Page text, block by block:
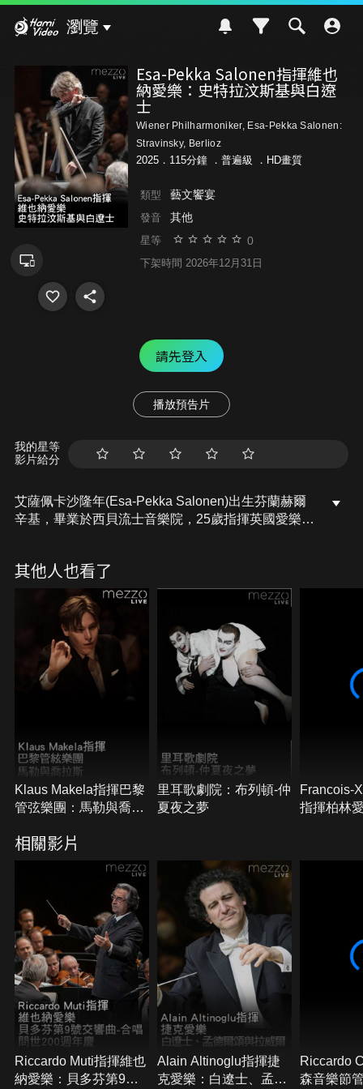
瀏覽
Esa-Pekka Salonen指揮維也
納愛樂：史特拉汶斯基與白遼
士
Wiener Philharmoniker, Esa-Pekka Salonen:
Stravinsky, Berlioz
2025．115分鐘 ． 普遍級 ．HD畫質
類型 藝文饗宴
發音 其他
星等 0
下架時間 2026年12月31日
請先登入
播放預告片
我的星等
影片給分
艾薩佩卡沙隆年(Esa-Pekka Salonen)出生芬蘭赫爾
辛基，畢業於西貝流士音樂院，25歲指揮英國愛樂演
重振聲名，被紐約時報譽為「全美最有活力的樂
團」，並獲選美國《音樂美國》雜誌2006年度音樂
家。2008年起擔任英國愛樂管絃樂團首席指揮及藝術
顧問，推動跨界展覽並開發互動App，以科技開拓古
典樂新局。身兼指揮、作曲家與策展人，沙隆年以創
新思維與國際視野，引領古典音樂邁向21世紀。
其他人也看了
Klaus Makela指揮巴黎
管弦樂團：馬勒與喬拉
里耳歌劇院：布列頓-仲
夏夜之夢
Francois-
指揮柏林
相關影片
Riccardo Muti指揮維也
納愛樂：貝多芬第9號
Alain Altinoglu指揮捷
克愛樂：白遼士、孟德
Riccardo
森音樂節